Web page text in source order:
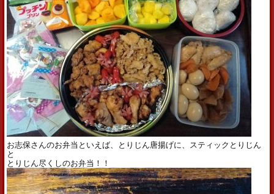
お志保さんのお弁当といえば、とりじん唐揚げに、スティックとりじん
と
とりじん尽くしのお弁当！！